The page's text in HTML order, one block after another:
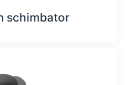
schimbator